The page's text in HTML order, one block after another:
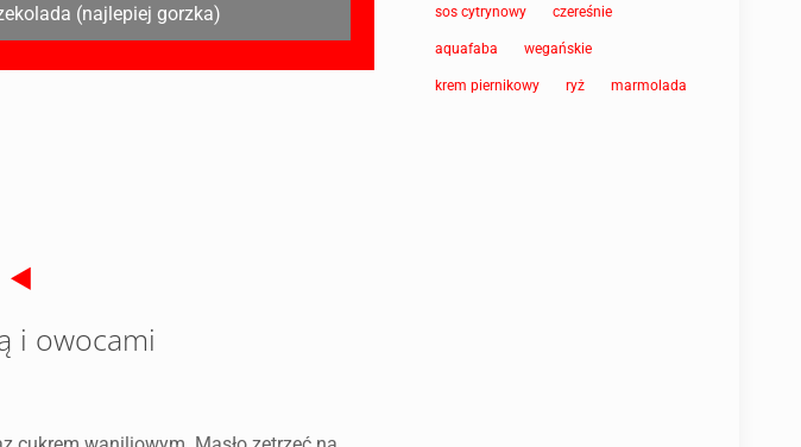
(najlepiej gorzka)
i owocami
sos cytrynowy czereśnie
aquafaba wegańskie
krem piernikowy ryż marmolada